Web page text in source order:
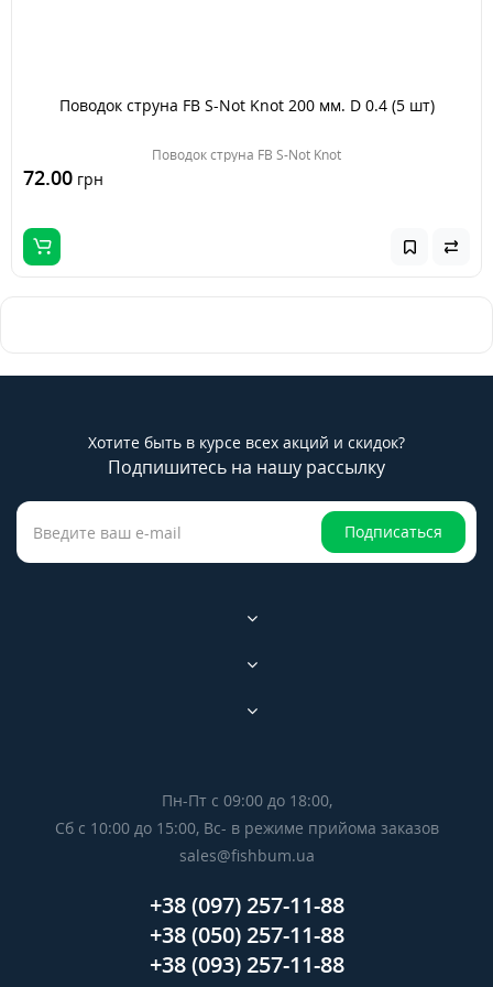
Поводок струна FB S-Not Knot 200 мм. D 0.4 (5 шт)
Поводок струна FB S-Not Knot
72.00 грн
Хотите быть в курсе всех акций и скидок?
Подпишитесь на нашу рассылку
Подписаться
Пн-Пт с 09:00 до 18:00,
Сб с 10:00 до 15:00, Вс- в режиме прийома заказов
sales@fishbum.ua
+38 (097) 257-11-88
+38 (050) 257-11-88
+38 (093) 257-11-88